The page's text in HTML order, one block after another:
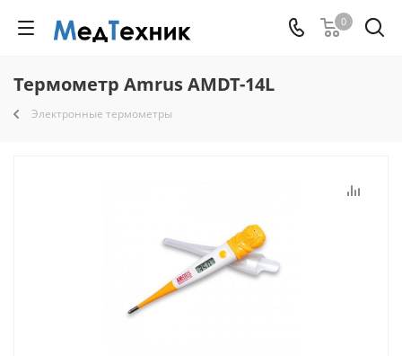
0
Термометр Amrus AMDT-14L
Электронные термометры